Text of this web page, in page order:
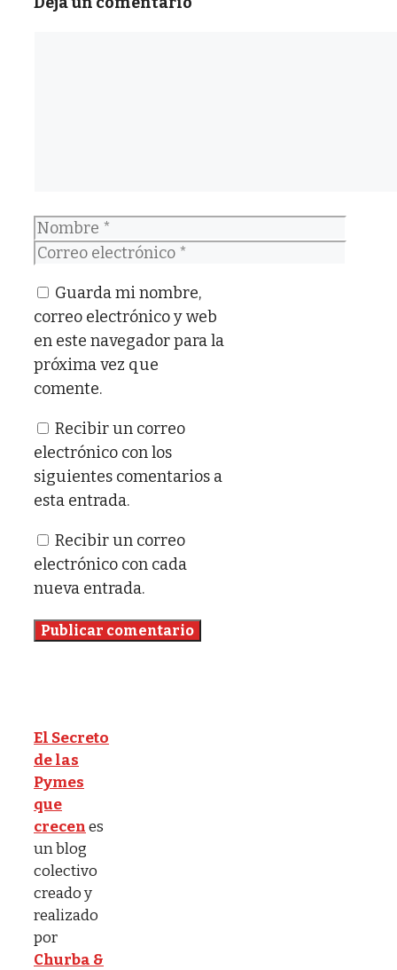
Nombre
Correo
Guarda mi nombre,
correo electrónico y web
en este navegador para la
próxima vez que
comente.
Recibir un correo
electrónico con los
siguientes comentarios a
esta entrada.
Recibir un correo
electrónico con cada
nueva entrada.
El Secreto
de las
Pymes
que
crecenes
un blog
colectivo
creado y
realizado
por
Churba &